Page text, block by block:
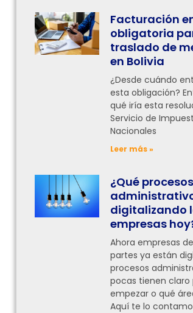
Facturación
obligatoria
traslado de
en Bolivia
¿Desde cuándo
esta obligación?
qué iría esta
Servicio de
Nacionales
Leer más »
¿Qué procesos
digitalizando
empresas
Ahora empresas
partes ya están
procesos
pocas tienen claro
empezar o qué
Aquí te lo